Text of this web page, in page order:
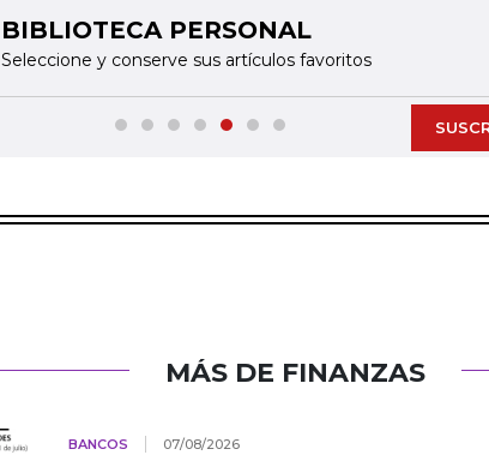
BIBLIOTECA PERSONAL
Seleccione y conserve sus artículos favoritos
MÁS DE FINANZAS
BANCOS 07/08/2026